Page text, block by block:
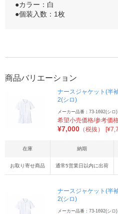
●カラー：白
●個装入数：1枚
商品バリエーション
ナースジャケット(半
2(シロ)
メーカー品番：73-1692(シロ)
希望小売価格/参考価
¥7,000 （税抜）
在庫 納期
お取り寄せ商品 通常5営業日以内に出荷
ナースジャケット(半
2(シロ)
メーカー品番：73-1692(シロ)